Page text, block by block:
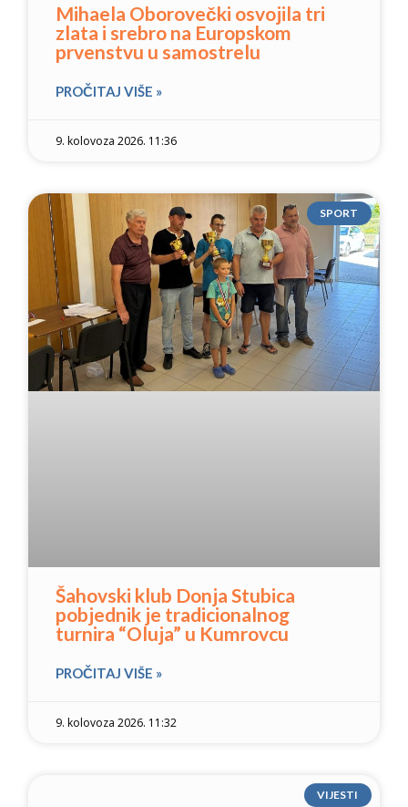
Mihaela Oborovečki osvojila tri
zlata i srebro na Europskom
prvenstvu u samostrelu
PROČITAJ VIŠE »
9. kolovoza 2026. 11:36
SPORT
Šahovski klub Donja Stubica
pobjednik je tradicionalnog
turnira “Oluja” u Kumrovcu
PROČITAJ VIŠE »
9. kolovoza 2026. 11:32
VIJESTI